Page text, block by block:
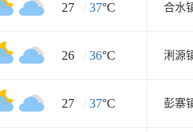
27 / 37°C 合水
26 / 36°C 浰源
27 / 37°C 彭寨